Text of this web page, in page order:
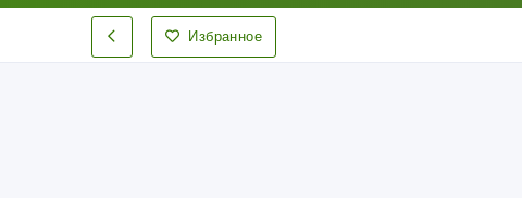
Избранное